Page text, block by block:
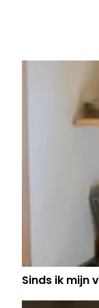
DE PAUW
Sinds ik mijn